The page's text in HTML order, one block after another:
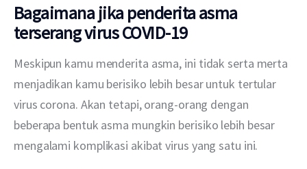
Bagaimana jika penderita asma
terserang virus COVID-19
Meskipun kamu menderita asma, ini tidak serta merta
menjadikan kamu berisiko lebih besar untuk tertular
virus corona. Akan tetapi, orang-orang dengan
beberapa bentuk asma mungkin berisiko lebih besar
mengalami komplikasi akibat virus yang satu ini.